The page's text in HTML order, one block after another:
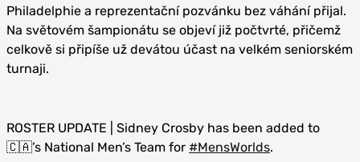
Philadelphie a reprezentační pozvánku bez váhání přijal.
Na světovém šampionátu se objeví již počtvrté, přičemž
celkově si připíše už devátou účast na velkém seniorském
turnaji.
ROSTER UPDATE | Sidney Crosby has been added to
🇨🇦’s National Men’s Team for #MensWorlds.